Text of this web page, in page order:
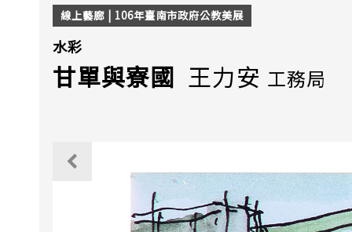
線上藝廊 | 106年臺南市政府公教美展
水彩
甘單與寮國 王力安 工務局